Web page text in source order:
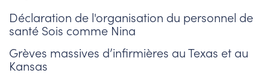
Déclaration de l'organisation du personnel de
santé Sois comme Nina
Grèves massives d’infirmières au Texas et au
Kansas